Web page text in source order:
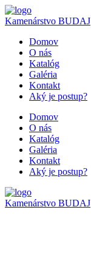
Kamenárstvo BUDAJ
Domov
O nás
Katalóg
Galéria
Kontakt
Aký je postup?
Domov
O nás
Katalóg
Galéria
Kontakt
Aký je postup?
Kamenárstvo BUDAJ